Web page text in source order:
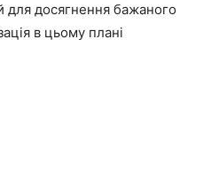
для досягнення бажаного
в цьому плані